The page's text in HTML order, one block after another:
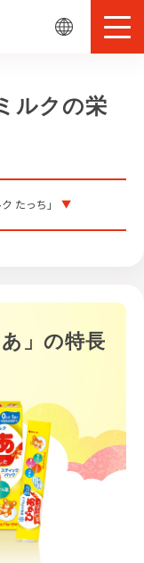
ルクの栄
たっち」
」の特長